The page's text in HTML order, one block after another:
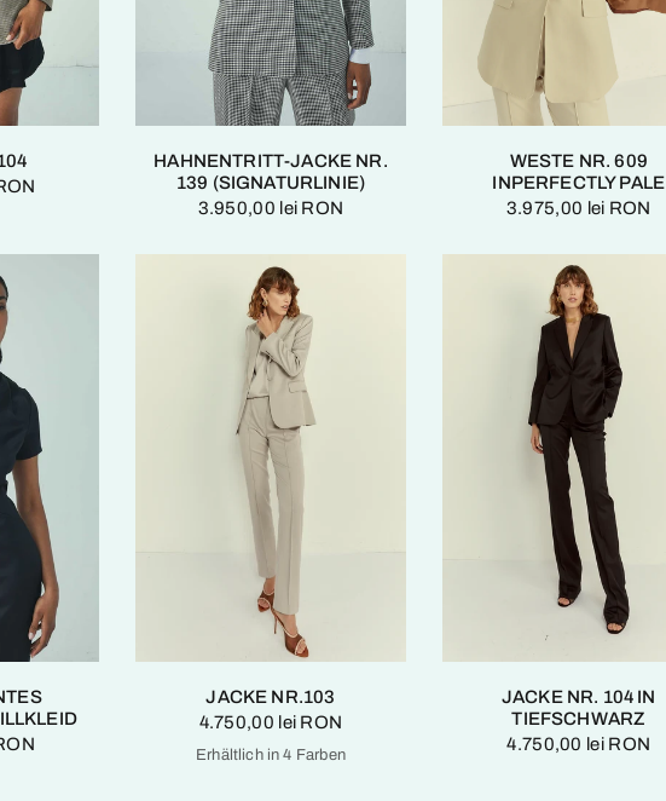
HAHNENTRITT-JACKE NR.
139 (SIGNATURLINIE)
3.950,00 lei RON
WESTE NR. 609
INPERFECTLY PALE
3.975,00 lei RON
JACKE NR.103
4.750,00 lei RON
TaubeSmaragdgrün
Feuriges RotMarine
Erhältlich in 4 Farben
JACKE NR. 104 IN
TIEFSCHWARZ
4.750,00 lei RON